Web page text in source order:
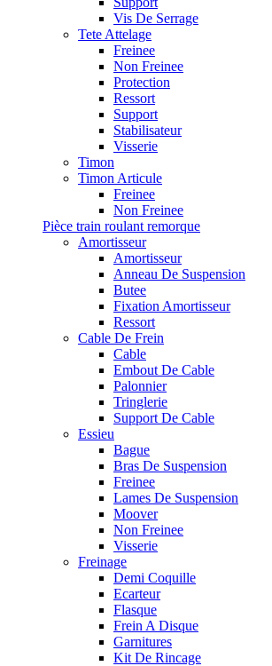
Vis De Serrage
Tete Attelage
Freinee
Non Freinee
Protection
Ressort
Support
Stabilisateur
Visserie
Timon
Timon Articule
Freinee
Non Freinee
Pièce train roulant remorque
Amortisseur
Amortisseur
Anneau De Suspension
Butee
Fixation Amortisseur
Ressort
Cable De Frein
Cable
Embout De Cable
Palonnier
Tringlerie
Support De Cable
Essieu
Bague
Bras De Suspension
Freinee
Lames De Suspension
Moover
Non Freinee
Visserie
Freinage
Demi Coquille
Ecarteur
Flasque
Frein A Disque
Garnitures
Kit De Rincage